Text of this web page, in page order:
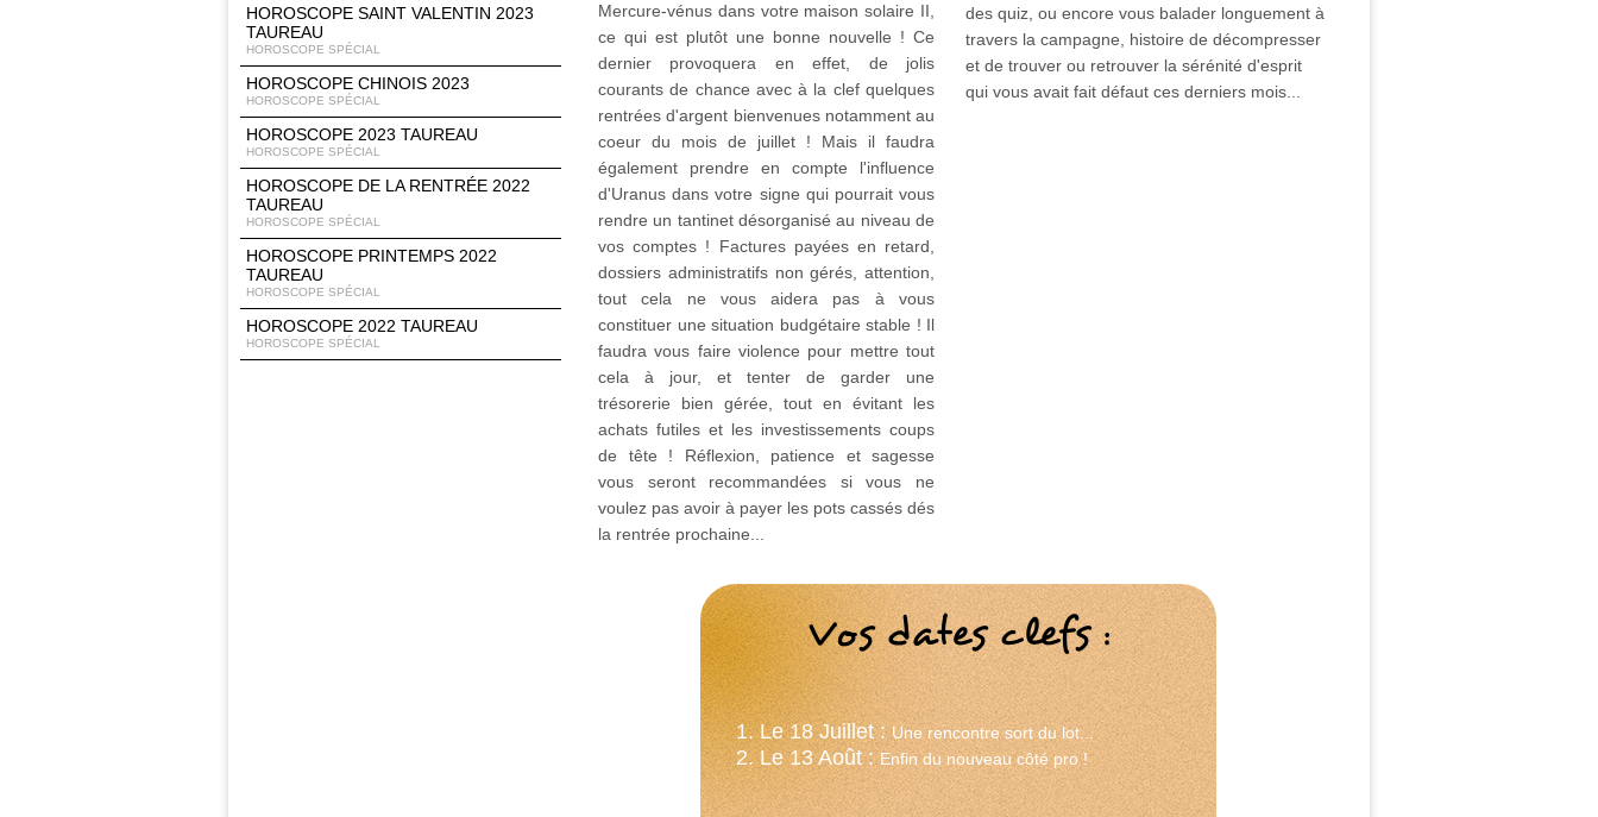
HOROSCOPE SAINT VALENTIN 2023
TAUREAU
HOROSCOPE SPÉCIAL
HOROSCOPE CHINOIS 2023
HOROSCOPE SPÉCIAL
HOROSCOPE 2023 TAUREAU
HOROSCOPE SPÉCIAL
HOROSCOPE DE LA RENTRÉE 2022
TAUREAU
HOROSCOPE SPÉCIAL
HOROSCOPE PRINTEMPS 2022
TAUREAU
HOROSCOPE SPÉCIAL
HOROSCOPE 2022 TAUREAU
HOROSCOPE SPÉCIAL
Mercure-vénus dans votre maison solaire II,
ce qui est plutôt une bonne nouvelle ! Ce
dernier provoquera en effet, de jolis
courants de chance avec à la clef quelques
rentrées d'argent bienvenues notamment au
coeur du mois de juillet ! Mais il faudra
également prendre en compte l'influence
d'Uranus dans votre signe qui pourrait vous
rendre un tantinet désorganisé au niveau de
vos comptes ! Factures payées en retard,
dossiers administratifs non gérés, attention,
tout cela ne vous aidera pas à vous
constituer une situation budgétaire stable ! Il
faudra vous faire violence pour mettre tout
cela à jour, et tenter de garder une
trésorerie bien gérée, tout en évitant les
achats futiles et les investissements coups
de tête ! Réflexion, patience et sagesse
vous seront recommandées si vous ne
voulez pas avoir à payer les pots cassés dés
la rentrée prochaine...
des quiz, ou encore vous balader longuement à
travers la campagne, histoire de décompresser
et de trouver ou retrouver la sérénité d'esprit
qui vous avait fait défaut ces derniers mois...
Vos dates clefs :
1. Le 18 Juillet :Une rencontre sort du lot...
2. Le 13 Août :Enfin du nouveau côté pro !